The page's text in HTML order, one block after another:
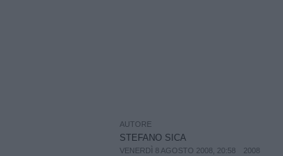
AUTORE
STEFANO SICA
VENERDÌ 8 AGOSTO 2008, 20:58 2008